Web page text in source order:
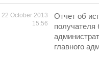
22 October 2013
15:56
Отчет об
получателя
главного